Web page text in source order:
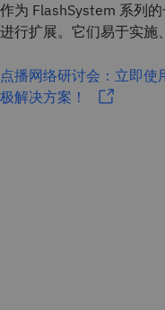
作为 FlashSystem 系列
进行扩展。它们易于实施
点播网络研讨会：立即
极解决方案！